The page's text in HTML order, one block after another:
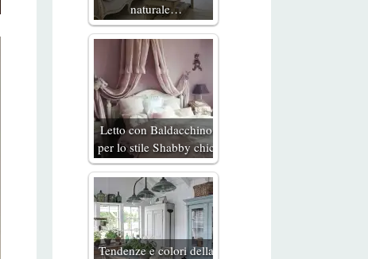
naturale…
Letto con Baldacchino
per lo stile Shabby chic
Tendenze e colori della